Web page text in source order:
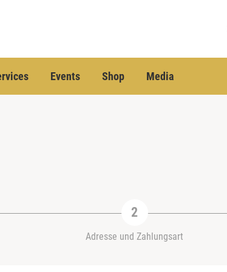
Events Shop Media
Adresse und Zahlungsart